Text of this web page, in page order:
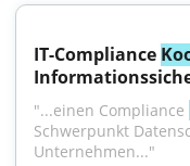
IT-Compliance
"...einen Compliance
Schwerpunkt
Unternehmen..."